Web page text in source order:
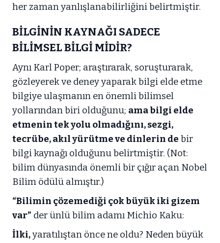
her zaman yanlışlanabilirliğini belirtmiştir.
BİLGİNİN KAYNAĞI SADECE
BİLİMSEL BİLGİ MİDİR?
Aynı Karl Poper; araştırarak, soruşturarak,
gözleyerek ve deney yaparak bilgi elde etme
bilgiye ulaşmanın en önemli bilimsel
yollarından biri olduğunu; ama bilgi elde
etmenin tek yolu olmadığını, sezgi,
tecrübe, akıl yürütme ve dinlerin de bir
bilgi kaynağı olduğunu belirtmiştir. (Not:
bilim dünyasında önemli bir çığır açan Nobel
Bilim ödülü almıştır.)
“Bilimin çözemediği çok büyük iki gizem
var” der ünlü bilim adamı Michio Kaku:
İlki,yaratılıştan önce ne oldu? Neden büyük